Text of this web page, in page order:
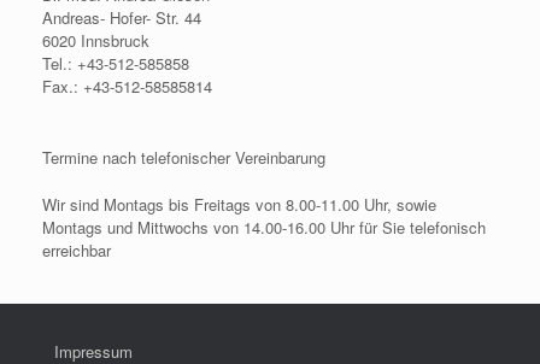
Andreas- Hofer- Str. 44
6020 Innsbruck
Tel.: +43-512-585858
Fax.: +43-512-58585814
Termine nach telefonischer Vereinbarung
Wir sind Montags bis Freitags von 8.00-11.00 Uhr, sowie
Montags und Mittwochs von 14.00-16.00 Uhr für Sie telefonisch
erreichbar
Impressum